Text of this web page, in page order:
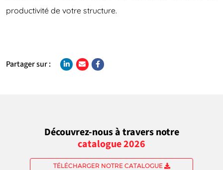
productivité de votre structure.
Partager sur :
Découvrez-nous à travers notre
catalogue 2026
TÉLÉCHARGER NOTRE CATALOGUE